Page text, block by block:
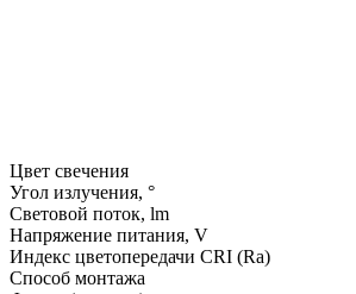
Цвет свечения
Угол излучения, °
Световой поток, lm
Напряжение питания, V
Индекс цветопередачи CRI (Ra)
Способ монтажа